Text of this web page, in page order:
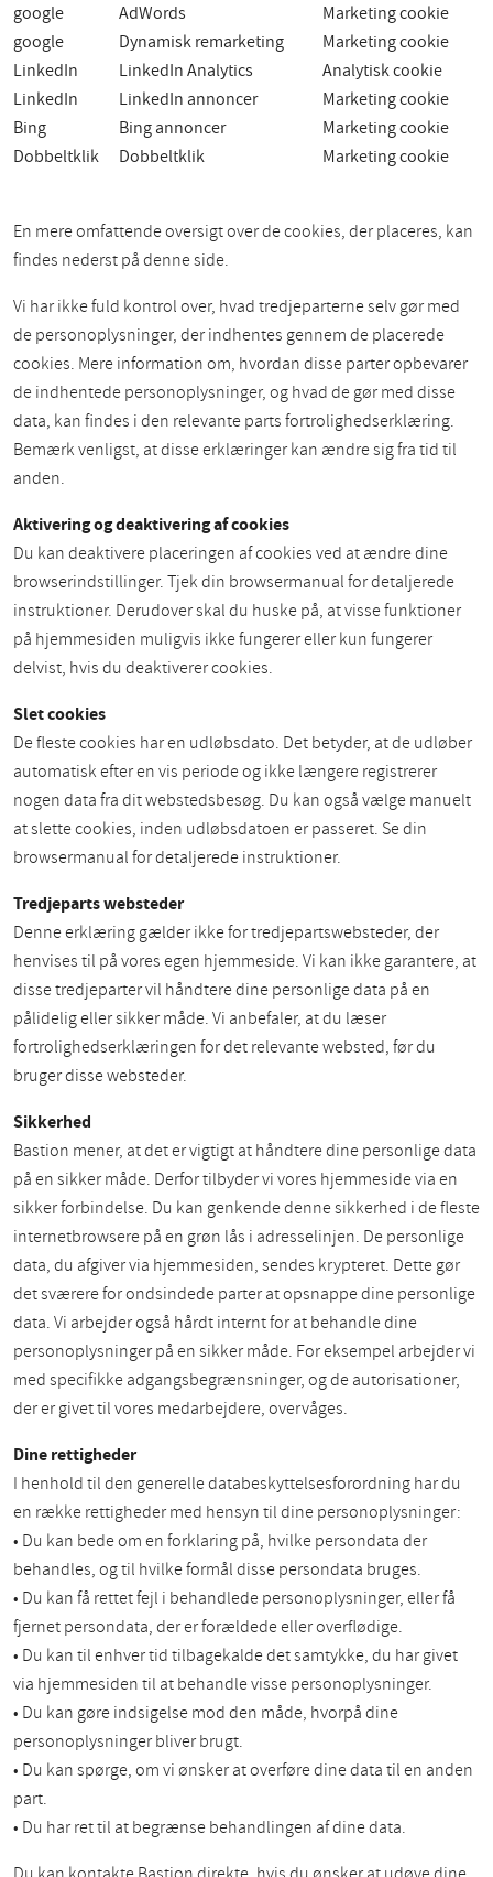
google
AdWords
Marketing cookie
google
Dynamisk remarketing
Marketing cookie
LinkedIn
LinkedIn Analytics
Analytisk cookie
LinkedIn
LinkedIn annoncer
Marketing cookie
Bing
Bing annoncer
Marketing cookie
Dobbeltklik
Dobbeltklik Marketing cookie
En mere omfattende oversigt over de cookies, der placeres, kan
findes nederst på denne side.
Vi har ikke fuld kontrol over, hvad tredjeparterne selv gør med
de personoplysninger, der indhentes gennem de placerede
cookies. Mere information om, hvordan disse parter opbevarer
de indhentede personoplysninger, og hvad de gør med disse
data, kan findes i den relevante parts fortrolighedserklæring.
Bemærk venligst, at disse erklæringer kan ændre sig fra tid til
anden.
Aktivering og deaktivering af cookies
Du kan deaktivere placeringen af cookies ved at ændre dine
browserindstillinger. Tjek din browsermanual for detaljerede
instruktioner. Derudover skal du huske på, at visse funktioner
på hjemmesiden muligvis ikke fungerer eller kun fungerer
delvist, hvis du deaktiverer cookies.
Slet cookies
De fleste cookies har en udløbsdato. Det betyder, at de udløber
automatisk efter en vis periode og ikke længere registrerer
nogen data fra dit webstedsbesøg. Du kan også vælge manuelt
at slette cookies, inden udløbsdatoen er passeret. Se din
browsermanual for detaljerede instruktioner.
Tredjeparts websteder
Denne erklæring gælder ikke for tredjepartswebsteder, der
henvises til på vores egen hjemmeside. Vi kan ikke garantere, at
disse tredjeparter vil håndtere dine personlige data på en
pålidelig eller sikker måde. Vi anbefaler, at du læser
fortrolighedserklæringen for det relevante websted, før du
bruger disse websteder.
Sikkerhed
Bastion mener, at det er vigtigt at håndtere dine personlige data
på en sikker måde. Derfor tilbyder vi vores hjemmeside via en
sikker forbindelse. Du kan genkende denne sikkerhed i de fleste
internetbrowsere på en grøn lås i adresselinjen. De personlige
data, du afgiver via hjemmesiden, sendes krypteret. Dette gør
det sværere for ondsindede parter at opsnappe dine personlige
data. Vi arbejder også hårdt internt for at behandle dine
personoplysninger på en sikker måde. For eksempel arbejder vi
med specifikke adgangsbegrænsninger, og de autorisationer,
der er givet til vores medarbejdere, overvåges.
Dine rettigheder
I henhold til den generelle databeskyttelsesforordning har du
en række rettigheder med hensyn til dine personoplysninger:
• Du kan bede om en forklaring på, hvilke persondata der
behandles, og til hvilke formål disse persondata bruges.
• Du kan få rettet fejl i behandlede personoplysninger, eller få
fjernet persondata, der er forældede eller overflødige.
• Du kan til enhver tid tilbagekalde det samtykke, du har givet
via hjemmesiden til at behandle visse personoplysninger.
• Du kan gøre indsigelse mod den måde, hvorpå dine
personoplysninger bliver brugt.
• Du kan spørge, om vi ønsker at overføre dine data til en anden
part.
• Du har ret til at begrænse behandlingen af dine data.